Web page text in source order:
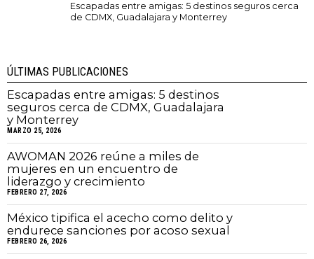
Escapadas entre amigas: 5 destinos seguros cerca
de CDMX, Guadalajara y Monterrey
ÚLTIMAS PUBLICACIONES
Escapadas entre amigas: 5 destinos
seguros cerca de CDMX, Guadalajara
y Monterrey
MARZO 25, 2026
AWOMAN 2026 reúne a miles de
mujeres en un encuentro de
liderazgo y crecimiento
FEBRERO 27, 2026
México tipifica el acecho como delito y
endurece sanciones por acoso sexual
FEBRERO 26, 2026